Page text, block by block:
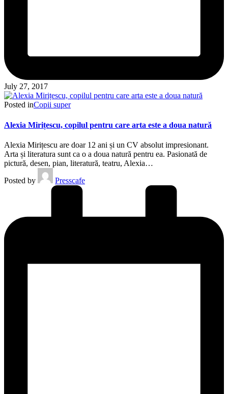
July 27, 2017
Posted inCopii super
Alexia Mirițescu, copilul pentru care arta este a doua natură
Alexia Mirițescu are doar 12 ani și un CV absolut impresionant.
Arta și literatura sunt ca o a doua natură pentru ea. Pasionată de
pictură, desen, pian, literatură, teatru, Alexia…
Posted by
Presscafe